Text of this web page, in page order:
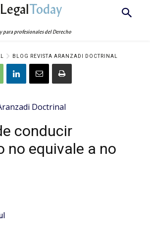
LegalToday
para profesionales del Derecho
BLOG REVISTA ARANZADI DOCTRINAL
Doctrinal
conducir
no equivale a no